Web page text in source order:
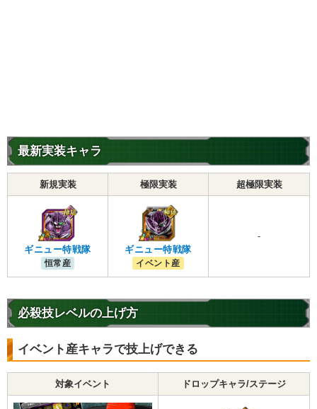
最新実装キャラ
新規実装 極限実装 超極限実装
ギニュー特戦隊
恒常産
ギニュー特戦隊
イベント産
-
必殺技レベルの上げ方
イベント産キャラで技上げできる
対象イベント ドロップキャラ/ステージ